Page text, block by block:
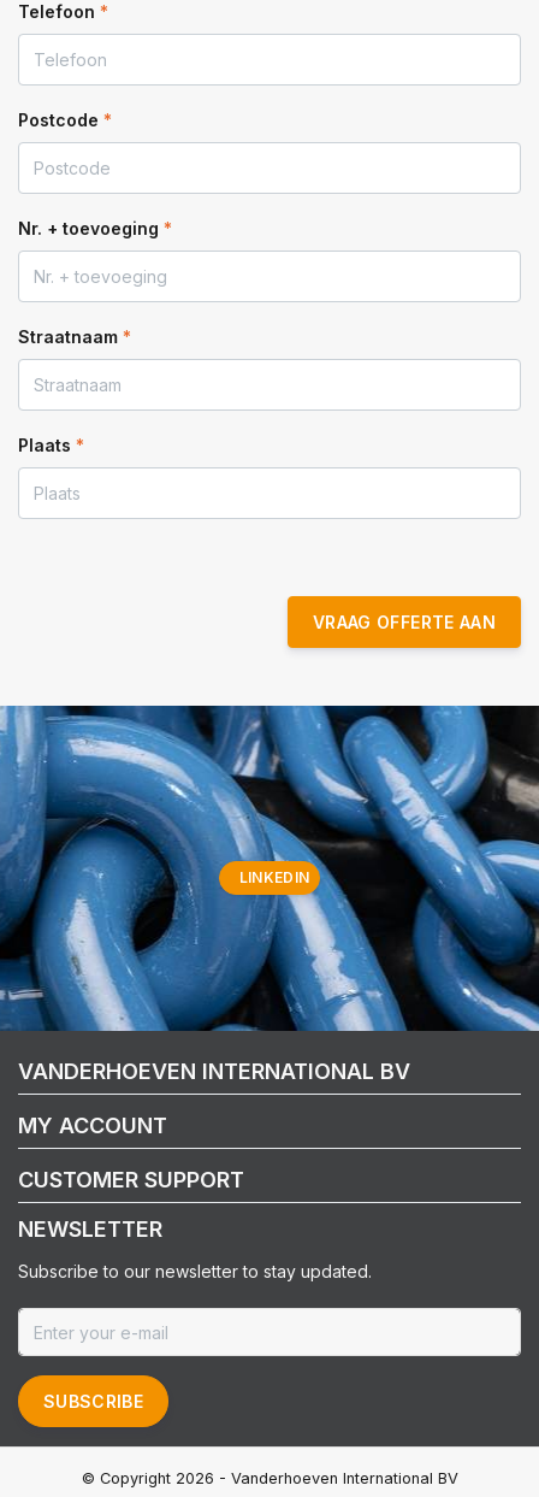
Telefoon *
Postcode *
Nr. + toevoeging *
Straatnaam *
Plaats *
VRAAG OFFERTE AAN
LINKEDIN
VANDERHOEVEN INTERNATIONAL BV
MY ACCOUNT
CUSTOMER SUPPORT
NEWSLETTER
Subscribe to our newsletter to stay updated.
SUBSCRIBE
© Copyright 2026 - Vanderhoeven International BV